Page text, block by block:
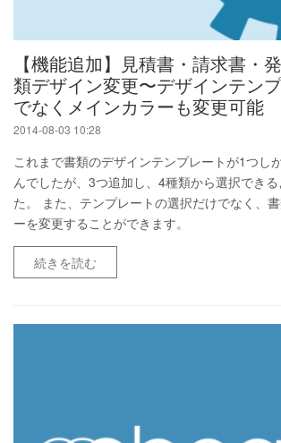
【機能追加】見積書・請求書・
類デザイン変更〜デザインテン
でなくメインカラーも変更可能
2014-08-03 10:28
これまで書類のデザインテンプレートが1つし
んでしたが、3つ追加し、4種類から選択でき
た。 また、テンプレートの選択だけでなく、
ーを変更することができます。
続きを読む